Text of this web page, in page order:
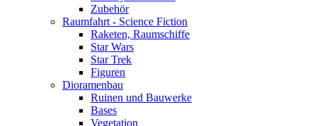
Zubehör
Raumfahrt - Science Fiction
Raketen, Raumschiffe
Star Wars
Star Trek
Figuren
Dioramenbau
Ruinen und Bauwerke
Bases
Vegetation